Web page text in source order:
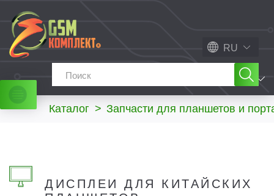
RU
МЕНЮ
Каталог > Запчасти для планшетов и
ДИСПЛЕИ ДЛЯ КИТАЙСКИХ